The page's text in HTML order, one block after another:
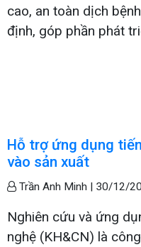
cao, an toàn dịch
định, góp phần phát
Hỗ trợ ứng dụng
vào sản xuất
Trần Anh Minh | 30/12/
Nghiên cứu và ứng
nghệ (KH&CN) là